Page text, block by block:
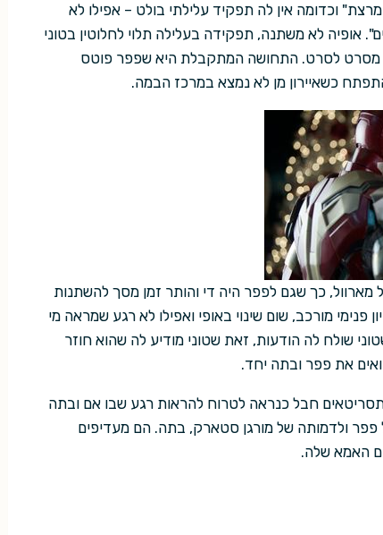
וכדומה אין לה תפקיד עלילתי בולט – אפילו לא
אופיה לא משתנה, תפקידה בעלילה תלוי לחלוטין בטוני
מסרט לסרט. התחושה המתקבלת היא שפפר פוטס
כשאיירון מן לא נמצא במרכז הבמה.
מארוול, כך שגם לפפר היה די והותר זמן מסך להשתנות
מורכב, שום שינוי באופי ואפילו לא רגע שמראה מי
שולח לה הודעות, זאת שטוני מודיע לה שהוא חוזר
את פפר ובתה יחד.
חבל כנראה לטרוח להראות רגע שבו אם ובתה
ולדמותה של מורגן סטארק, בתה. הם מעדיפים
האמא שלה.